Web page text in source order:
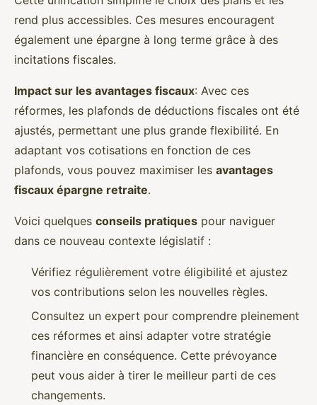
rend plus accessibles. Ces mesures encouragent
également une épargne à long terme grâce à des
incitations fiscales.
Impact sur les avantages fiscaux: Avec ces
réformes, les plafonds de déductions fiscales ont été
ajustés, permettant une plus grande flexibilité. En
adaptant vos cotisations en fonction de ces
plafonds, vous pouvez maximiser les avantages
fiscaux épargne retraite.
Voici quelques conseils pratiques pour naviguer
dans ce nouveau contexte législatif :
Vérifiez régulièrement votre éligibilité et ajustez
vos contributions selon les nouvelles règles.
Consultez un expert pour comprendre pleinement
ces réformes et ainsi adapter votre stratégie
financière en conséquence. Cette prévoyance
peut vous aider à tirer le meilleur parti de ces
changements.